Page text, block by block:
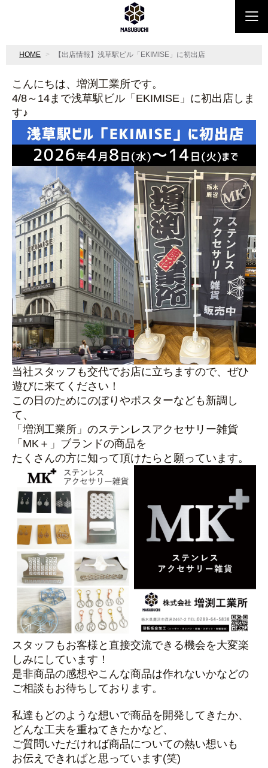
HOME 【出店情報】浅草駅ビル「EKIMISE」に初出店
こんにちは、増渕工業所です。
4/8～14まで浅草駅ビル「EKIMISE」に初出店しま
す♪
当社スタッフも交代でお店に立ちますので、ぜひ
遊びに来てください！
この日のためにのぼりやポスターなども新調し
て、
「増渕工業所」のステンレスアクセサリー雑貨
「MK＋」ブランドの商品を
たくさんの方に知って頂けたらと願っています。
スタッフもお客様と直接交流できる機会を大変楽
しみにしています！
是非商品の感想やこんな商品は作れないかなどの
ご相談もお待ちしております。
私達もどのような想いで商品を開発してきたか、
どんな工夫を重ねてきたかなど、
ご質問いただければ商品についての熱い想いも
お伝えできればと思っています(笑)